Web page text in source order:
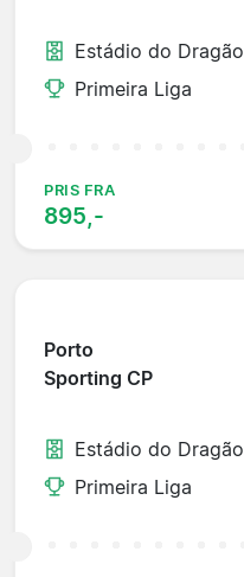
Estádio do Dragão
Primeira Liga
PRIS FRA
895,-
Porto
Sporting CP
Estádio do Dragão
Primeira Liga